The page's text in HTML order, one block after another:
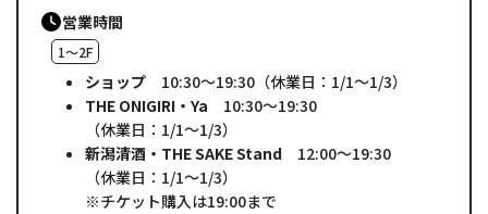
営業時間
1～2F
ショップ 10:30～19:30 （休業日：1/1～1/3）
THE ONIGIRI・Ya 10:30～19:30
（休業日：1/1～1/3）
新潟清酒・THE SAKE Stand
12:00～19:30
（休業日：1/1～1/3）
※チケット購入は19:00まで